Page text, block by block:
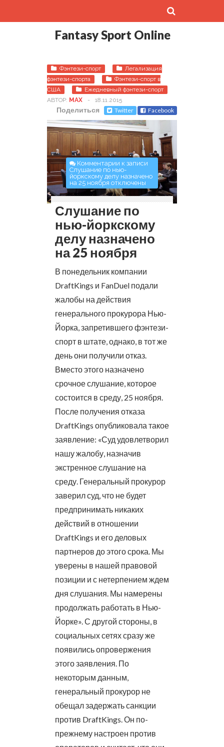
Fantasy Sport Online
Фэнтези-спорт
Легализация
фэнтези-спорта
Фэнтези-спорт в
США
Ежедневный фэнтези-спорт
АВТОР: MAX - 18.11.2015
Поделиться Twitter Facebook
Комментарии к записи
Слушание по нью-
йоркскому делу назначено
на 25 ноября отключены
Слушание по
нью-йоркскому
делу назначено
на 25 ноября
В понедельник компании
DraftKings и FanDuel подали
жалобы на действия
генерального прокурора Нью-
Йорка, запретившего фэнтези-
спорт в штате, однако, в тот же
день они получили отказ.
Вместо этого назначено
срочное слушание, которое
состоится в среду, 25 ноября.
После получения отказа
DraftKings опубликовала такое
заявление: «Суд удовлетворил
нашу жалобу, назначив
экстренное слушание на
среду. Генеральный прокурор
заверил суд, что не будет
предпринимать никаких
действий в отношении
DraftKings и его деловых
партнеров до этого срока. Мы
уверены в нашей правовой
позиции и с нетерпением ждем
дня слушания. Мы намерены
продолжать работать в Нью-
Йорке». С другой стороны, в
социальных сетях сразу же
появились опровержения
этого заявления. По
некоторым данным,
генеральный прокурор не
обещал задержать санкции
против DraftKings. Он по-
прежнему настроен против